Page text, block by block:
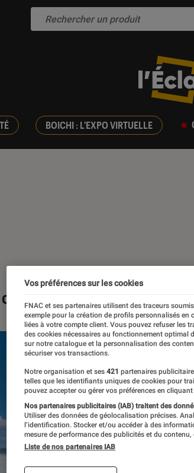
BOICHI : L'EXPO VIRTUELLE
Vos préférences sur les cookies
FNAC et ses partenaires utilisent des traceurs
exemple pour la création de profils personnalisés
liées à votre compte client. Vous pouvez refuser les
des cookies nécessaires au fonctionnement optimal
sur notre catalogue et la personnalisation des
sécuriser vos transactions.
Notre organisation et ses 421 partenaires
telles que les identifiants uniques de cookies pour
pouvez accepter ou gérer vos préférences en
Nos partenaires publicitaires (IAB) traitent des
Utiliser des données de géolocalisation précises.
l’identification. Stocker et/ou accéder à des
mesure de performance des publicités et du
Liste de nos partenaires IAB